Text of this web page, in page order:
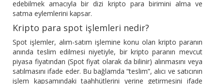
edebilmek amacıyla bir dizi kripto para birimini alma ve
satma eylemlerini kapsar.
Kripto para spot işlemleri nedir?
Spot işlemler, alım-satım işlemine konu olan kripto paranın
anında teslim edilmesi niyetiyle, bir kripto paranın mevcut
piyasa fiyatından (Spot fiyat olarak da bilinir) alınmasını veya
satılmasını ifade eder. Bu bağlamda “teslim”, alıcı ve satıcının
işlem kapsamındaki taahhütlerini yerine getirmesini ifade